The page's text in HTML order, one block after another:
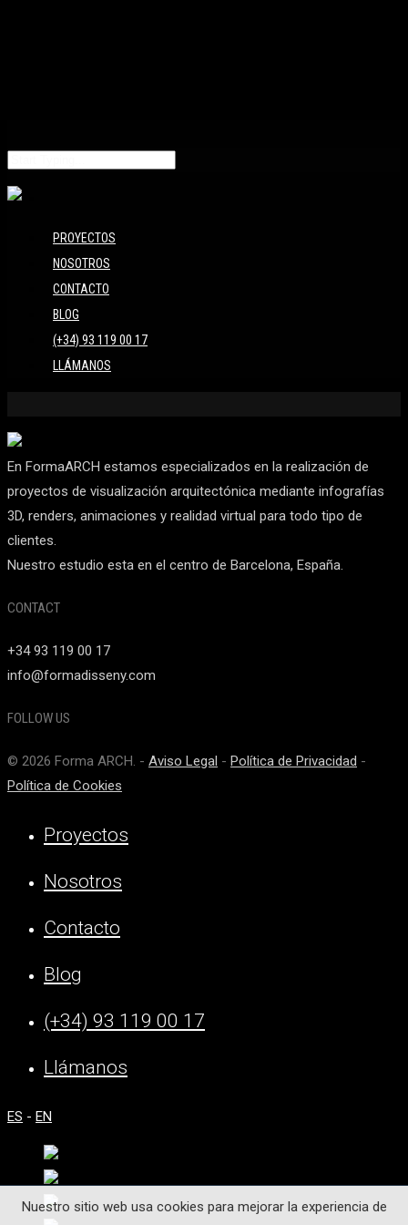
PROYECTOS
NOSOTROS
CONTACTO
BLOG
(+34) 93 119 00 17
LLÁMANOS
En FormaARCH estamos especializados en la realización de
proyectos de visualización arquitectónica mediante infografías
3D, renders, animaciones y realidad virtual para todo tipo de
clientes.
Nuestro estudio esta en el centro de Barcelona, España.
CONTACT
+34 93 119 00 17
info@formadisseny.com
FOLLOW US
© 2026 Forma ARCH. - Aviso Legal - Política de Privacidad -
Política de Cookies
Proyectos
Nosotros
Contacto
Blog
(+34) 93 119 00 17
Llámanos
ES - EN
Nuestro sitio web usa cookies para mejorar la experiencia de